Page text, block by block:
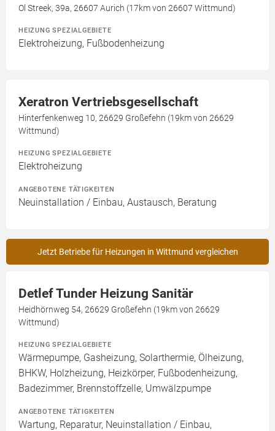
Ol Streek, 39a, 26607 Aurich (17km von 26607 Wittmund)
HEIZUNG SPEZIALGEBIETE
Elektroheizung, Fußbodenheizung
Xeratron Vertriebsgesellschaft
Hinterfenkenweg 10, 26629 Großefehn (19km von 26629
Wittmund)
HEIZUNG SPEZIALGEBIETE
Elektroheizung
ANGEBOTENE TÄTIGKEITEN
Neuinstallation / Einbau, Austausch, Beratung
Jetzt Betriebe für Heizungen in Wittmund vergleichen
Detlef Tunder Heizung Sanitär
Heidhörnweg 54, 26629 Großefehn (19km von 26629
Wittmund)
HEIZUNG SPEZIALGEBIETE
Wärmepumpe, Gasheizung, Solarthermie, Ölheizung,
BHKW, Holzheizung, Heizkörper, Fußbodenheizung,
Badezimmer, Brennstoffzelle, Umwälzpumpe
ANGEBOTENE TÄTIGKEITEN
Wartung, Reparatur, Neuinstallation / Einbau,